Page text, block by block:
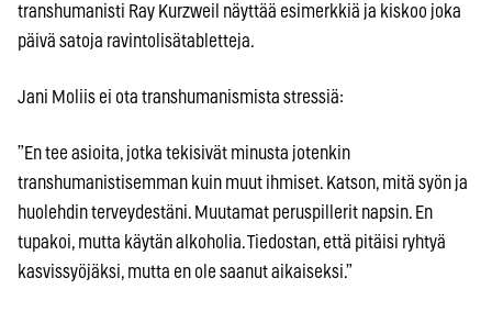
transhumanisti Ray Kurzweil näyttää esimerkkiä ja kiskoo joka
päivä satoja ravintolisätabletteja.
Jani Moliis ei ota transhumanismista stressiä:
”En tee asioita, jotka tekisivät minusta jotenkin
transhumanistisemman kuin muut ihmiset. Katson, mitä syön ja
huolehdin terveydestäni. Muutamat peruspillerit napsin. En
tupakoi, mutta käytän alkoholia. Tiedostan, että pitäisi ryhtyä
kasvissyöjäksi, mutta en ole saanut aikaiseksi.”